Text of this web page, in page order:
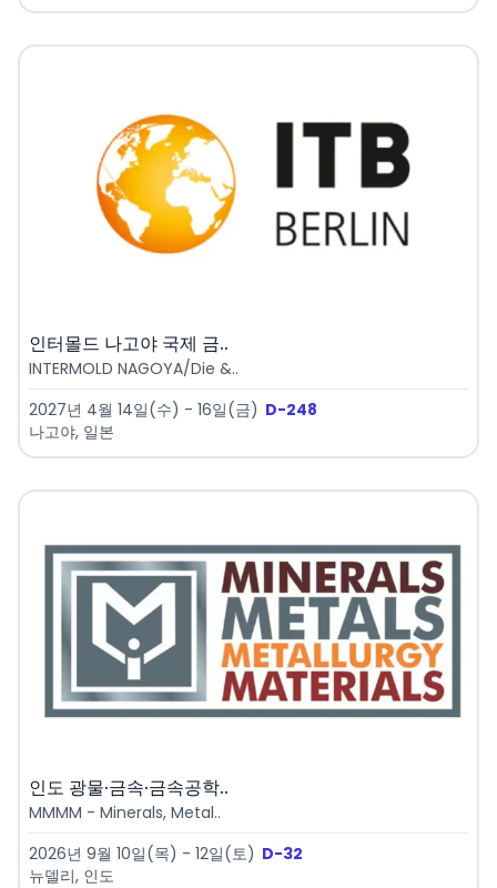
인터몰드 나고야 국제 금..
INTERMOLD NAGOYA/Die &..
2027년 4월 14일(수) - 16일(금) D-248
나고야, 일본
인도 광물·금속·금속공학..
MMMM - Minerals, Metal..
2026년 9월 10일(목) - 12일(토) D-32
뉴델리, 인도